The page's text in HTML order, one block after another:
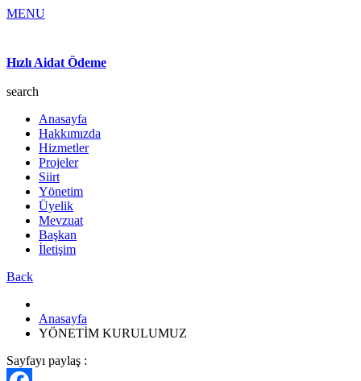
MENU
Hızlı Aidat Ödeme
search
Anasayfa
Hakkımızda
Hizmetler
Projeler
Siirt
Yönetim
Üyelik
Mevzuat
Başkan
İletişim
Back
Anasayfa
YÖNETİM KURULUMUZ
Sayfayı paylaş :